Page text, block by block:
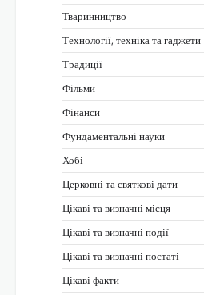
Тваринництво
Технології, техніка та гаджети
Традиції
Фільми
Фінанси
Фундаментальні науки
Хобі
Церковні та святкові дати
Цікаві та визначні місця
Цікаві та визначні події
Цікаві та визначні постаті
Цікаві факти